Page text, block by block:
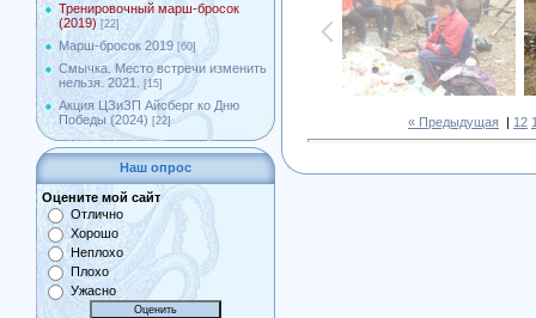
Тренировочный марш-бросок
(2019) [22]
Марш-бросок 2019 [60]
Смычка. Место встречи изменить
нельзя. 2021.
[15]
Акция ЦЗиЗП Айсберг ко Дню
Победы (2024) [22]
Наш опрос
Оцените мой сайт
Отлично
Хорошо
Неплохо
Плохо
Ужасно
« Предыдущая | 12